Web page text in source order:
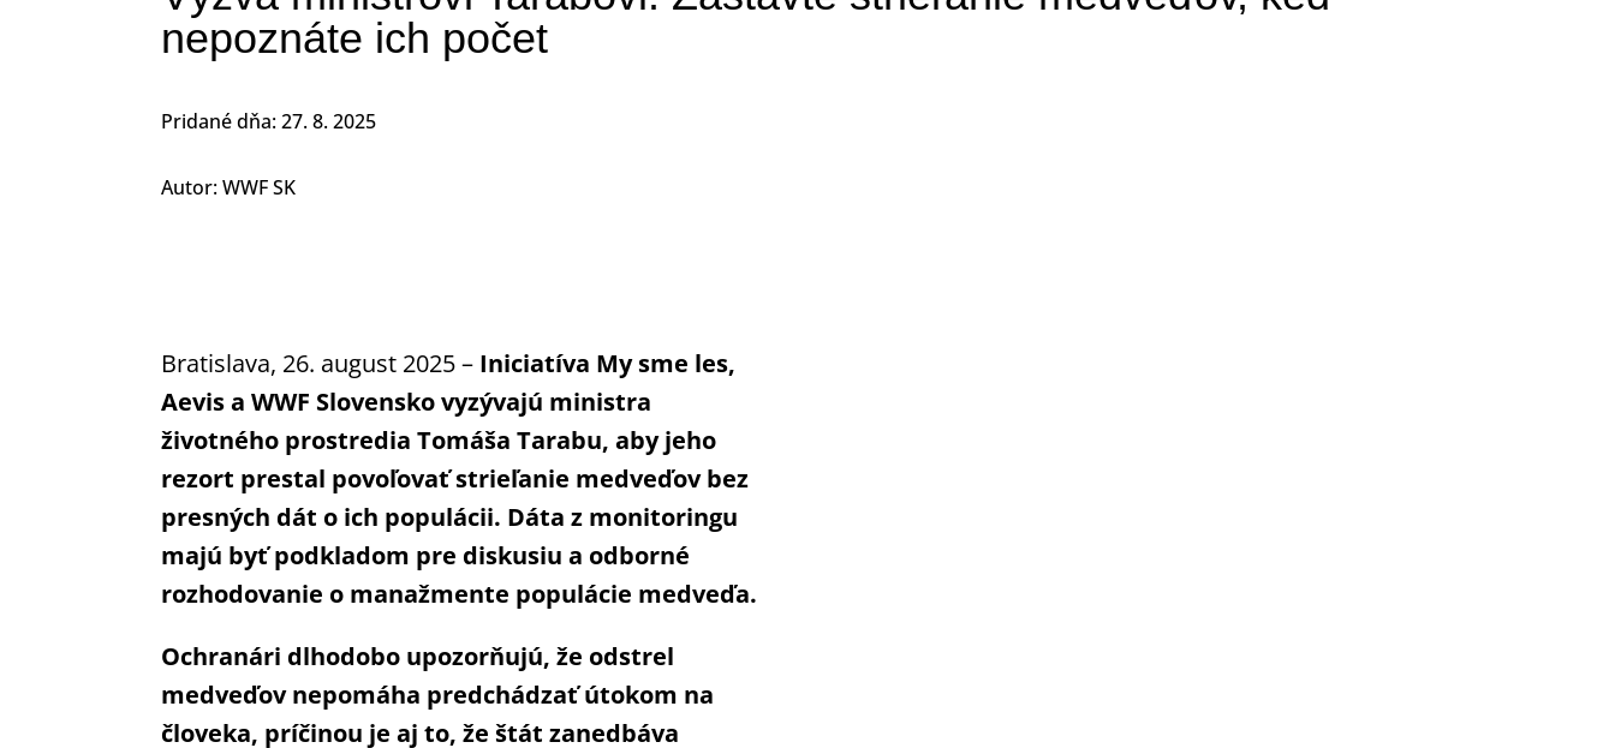
nepoznáte ich počet
Pridané dňa: 27. 8. 2025
Autor: WWF SK
Bratislava, 26. august 2025 – Iniciatíva My sme les,
Aevis a WWF Slovensko vyzývajú ministra
životného prostredia Tomáša Tarabu, aby jeho
rezort prestal povoľovať strieľanie medveďov bez
presných dát o ich populácii. Dáta z monitoringu
majú byť podkladom pre diskusiu a odborné
rozhodovanie o manažmente populácie medveďa.
Ochranári dlhodobo upozorňujú, že odstrel
medveďov nepomáha predchádzať útokom na
človeka, príčinou je aj to, že štát zanedbáva